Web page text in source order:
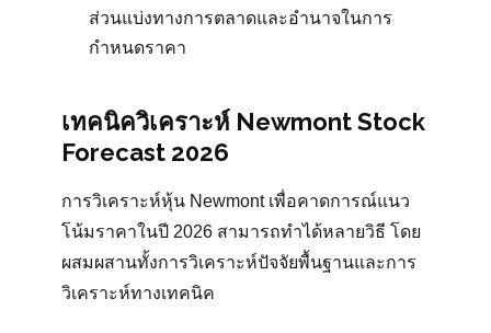
ส่วนแบ่งทางการตลาดและอำนาจในการ
กำหนดราคา
เทคนิควิเคราะห์ Newmont Stock
Forecast 2026
การวิเคราะห์หุ้น Newmont เพื่อคาดการณ์แนว
โน้มราคาในปี 2026 สามารถทำได้หลายวิธี โดย
ผสมผสานทั้งการวิเคราะห์ปัจจัยพื้นฐานและการ
วิเคราะห์ทางเทคนิค